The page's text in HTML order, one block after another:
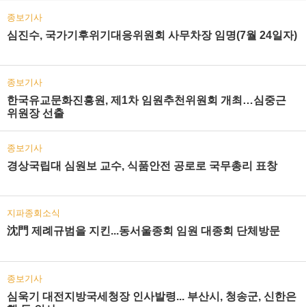
종보기사
심진수, 국가기후위기대응위원회 사무차장 임명(7월 24일자)
종보기사
한국유교문화진흥원, 제1차 임원추천위원회 개최…심중근
위원장 선출
종보기사
경상국립대 심원보 교수, 식품안전 공로로 국무총리 표창
지파종회소식
沈門 제례규범을 지킨...동서울종회 임원 대종회 단체방문
종보기사
심욱기 대전지방국세청장 인사발령... 부산시, 청송군, 신한은